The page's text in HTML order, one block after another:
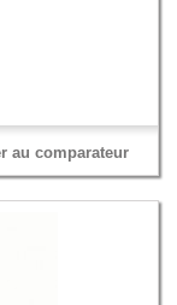
au comparateur